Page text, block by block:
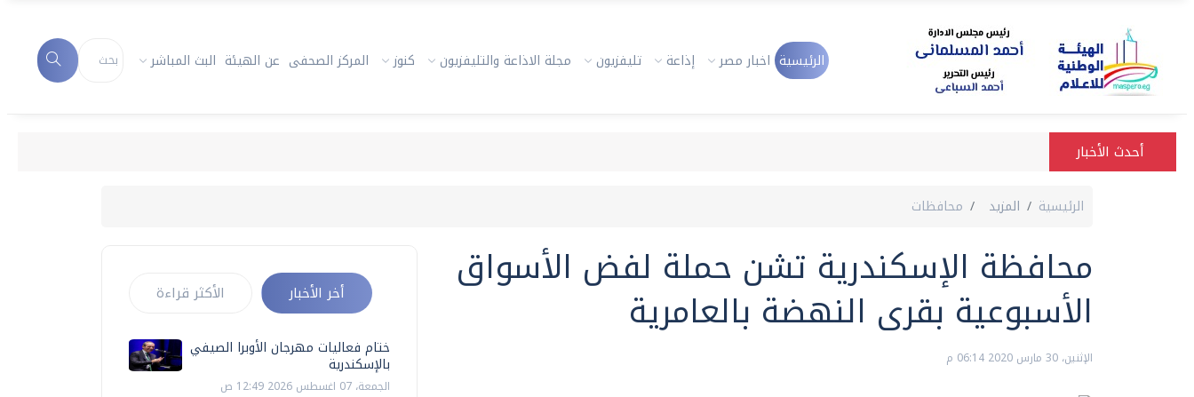
الرئيسية اخبار مصر إذاعة تليفزيون مجلة الاذاعة والتليفزيون كنوز المركز الصحفى عن الهيئة البث المباشر
أحدث الأخبار
الرئيسية المزيد محافظات
محافظة الإسكندرية تشن حملة لفض الأسواق
الأسبوعية بقرى النهضة بالعامرية
الإثنين، 30 مارس 2020 06:14 م
أخر الأخبار الأكثر قراءة
ختام فعاليات مهرجان الأوبرا الصيفي
بالإسكندرية
الجمعة، 07 اغسطس 2026 12:49 ص